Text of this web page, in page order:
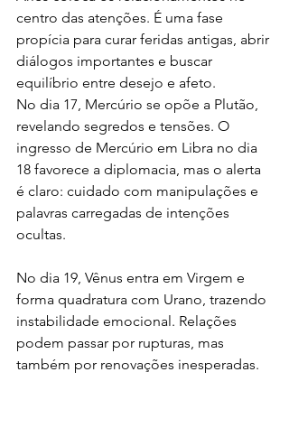
centro das atenções. É uma fase
propícia para curar feridas antigas, abrir
diálogos importantes e buscar
equilíbrio entre desejo e afeto.
No dia 17, Mercúrio se opõe a Plutão,
revelando segredos e tensões. O
ingresso de Mercúrio em Libra no dia
18 favorece a diplomacia, mas o alerta
é claro: cuidado com manipulações e
palavras carregadas de intenções
ocultas.
No dia 19, Vênus entra em Virgem e
forma quadratura com Urano, trazendo
instabilidade emocional. Relações
podem passar por rupturas, mas
também por renovações inesperadas.